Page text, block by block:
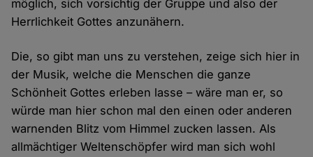
möglich, sich vorsichtig der Gruppe und also der
Herrlichkeit Gottes anzunähern.
Die, so gibt man uns zu verstehen, zeige sich hier in
der Musik, welche die Menschen die ganze
Schönheit Gottes erleben lasse – wäre man er, so
würde man hier schon mal den einen oder anderen
warnenden Blitz vom Himmel zucken lassen. Als
allmächtiger Weltenschöpfer wird man sich wohl